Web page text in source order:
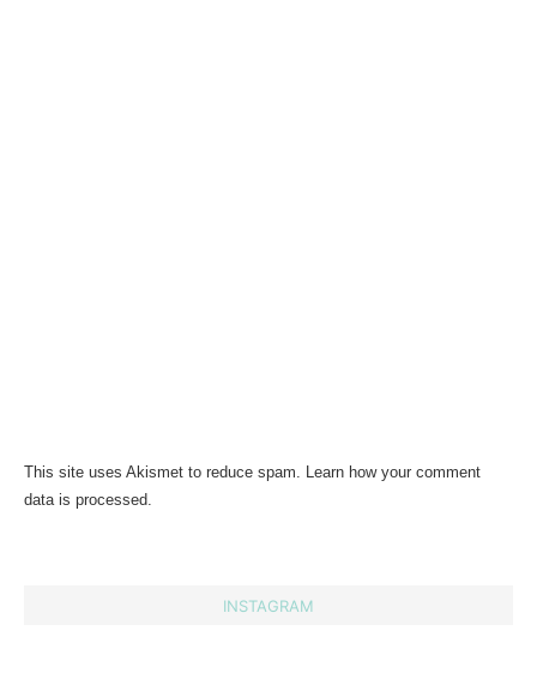
This site uses Akismet to reduce spam. Learn how your comment
data is processed.
INSTAGRAM